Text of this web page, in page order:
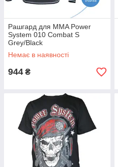
Рашгард для MMA Power
System 010 Combat S
Grey/Black
Немає в наявності
944 ₴